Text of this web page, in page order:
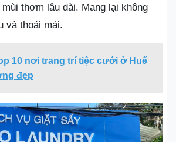
thơm lâu dài. Mang lại không
và thoải mái.
10 nơi trang trí tiệc cưới ở Huế
đẹp